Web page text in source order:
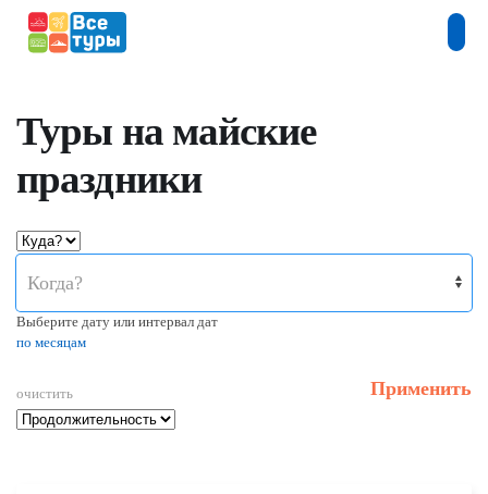
Туры на майские
праздники
Когда?
Выберите дату или интервал дат
по месяцам
очистить Применить